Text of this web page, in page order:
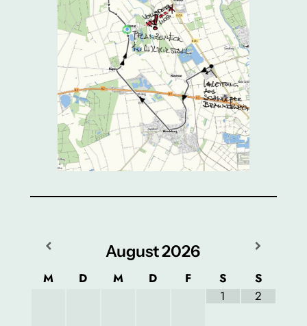
August2026
M D M D F S
S
1
2